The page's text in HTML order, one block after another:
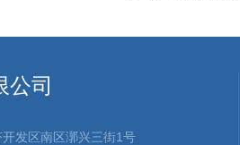
公司
发区南区漷兴三街1号